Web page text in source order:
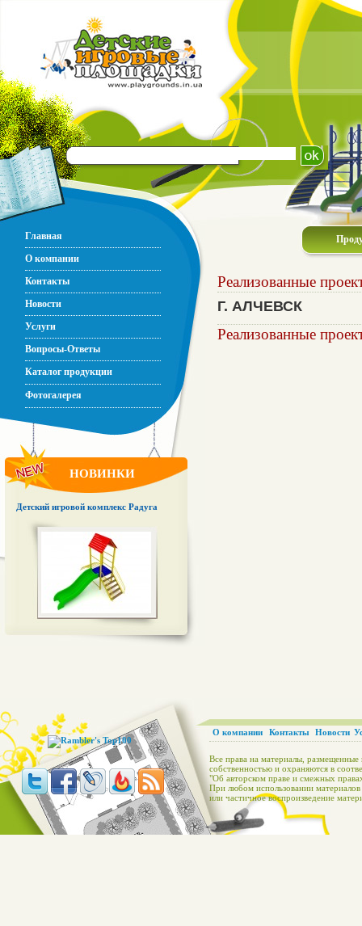
Главная
О компании
Контакты
Новости
Услуги
Вопросы-Ответы
Каталог продукции
Фотогалерея
НОВИНКИ
Детский игровой комплекс Радуга
Реализованные
Г. АЛЧЕВСК
Реализованные
О компании Контакты Новости
Все права на материалы, размещенные
собственностью и охраняются в
"Об авторском праве и смежных
При любом использовании
или частичное воспроизведение